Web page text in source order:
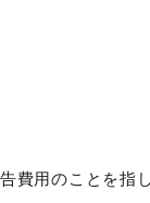
費用のことを指